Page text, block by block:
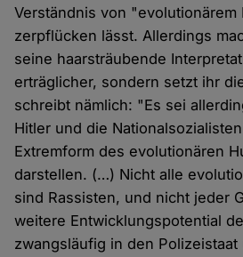
Verständnis von "evolutionärem
zerpflücken lässt. Allerdings
seine haarsträubende
erträglicher, sondern setzt ihr
schreibt nämlich: "Es sei
Hitler und die
Extremform des evolutionären
darstellen. (…) Nicht alle
sind Rassisten, und nicht jeder
weitere Entwicklungspotential
zwangsläufig in den Polizeistaat